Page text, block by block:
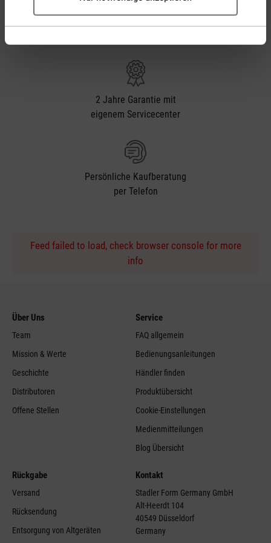
2 Jahre Garantie mit
eigenem Servicecenter
Persönliche Kaufberatung
per Telefon
Feed failed to load, check browser console for more
info
Über Uns
Team
Mission & Werte
Geschichte
Distributoren
Offene Stellen
Service
FAQ allgemein
Bedienungsanleitungen
Händler finden
Produktübersicht
Cookie-Einstellungen
Medienmitteilungen
Blog Übersicht
Rückgabe
Versand
Rücksendung
Entsorgung von Altgeräten
Kontakt
Stadler Form Germany GmbH
Alt-Heerdt 104
40549 Düsseldorf
Germany